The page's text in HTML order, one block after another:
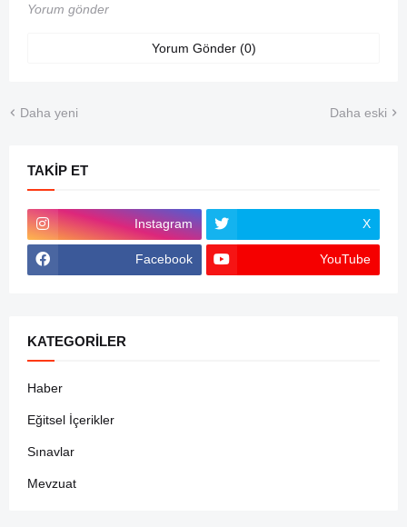
Yorum gönder
Yorum Gönder (0)
Daha yeni Daha eski
TAKIP ET
Instagram X
Facebook YouTube
KATEGORILER
Haber
Eğitsel İçerikler
Sınavlar
Mevzuat